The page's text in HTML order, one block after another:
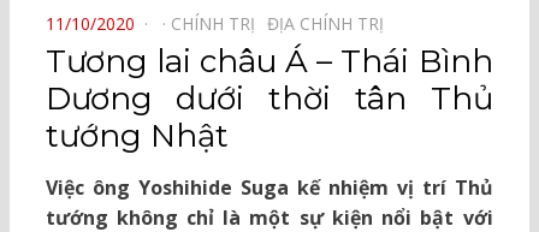
POSTED
ON
11/10/2020 CHÍNH TRỊ⠀ ĐỊA CHÍNH TRỊ⠀
Tương lai châu Á – Thái Bình
Dương dưới thời tân Thủ
tướng Nhật
Việc ông Yoshihide Suga kế nhiệm vị trí Thủ
tướng không chỉ là một sự kiện nổi bật với